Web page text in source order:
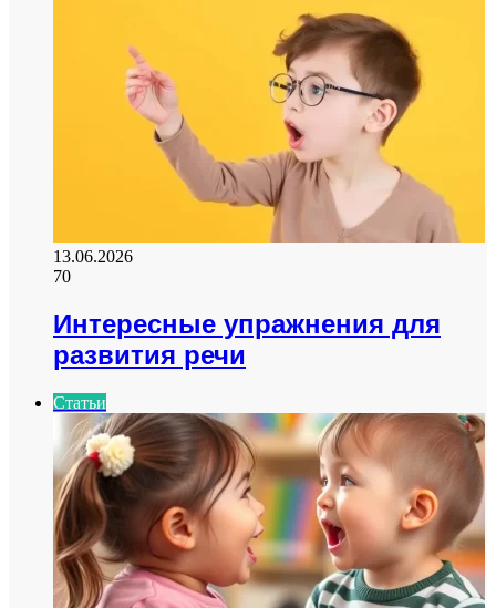
13.06.2026
70
Интересные упражнения для
развития речи
Статьи